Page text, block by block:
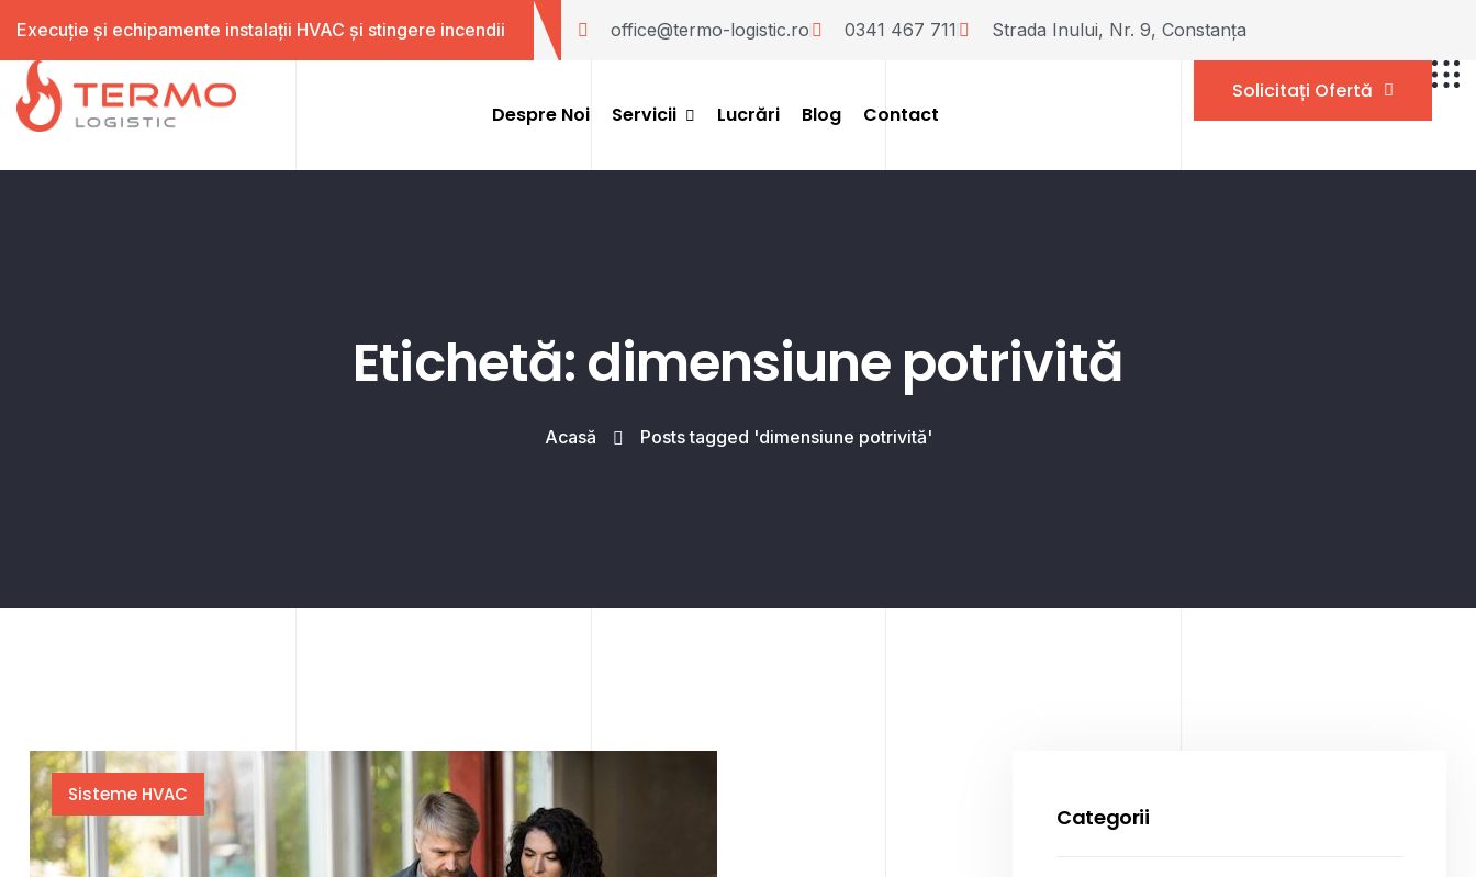
Execuție și echipamente instalații HVAC și stingere incendii office@termo-logistic.ro 0341 467 711 Strada Inului, Nr. 9, Constanța
Despre Noi Servicii Lucrări Blog Contact
Solicitați Ofertă
Etichetă: dimensiune potrivită
Acasă Posts tagged 'dimensiune potrivită'
Sisteme HVAC
Categorii